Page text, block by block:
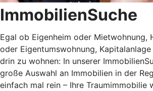
ImmobilienSuche
Egal ob Eigenheim oder Mietwohnung,
oder Eigentumswohnung,
drin zu wohnen: In unserer
große Auswahl an Immobilien in der
einfach mal rein – Ihre Traumimmobilie